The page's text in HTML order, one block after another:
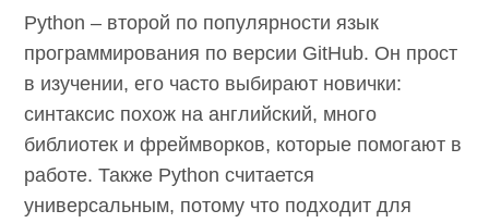
Python – второй по популярности язык
программирования по версии GitHub. Он прост
в изучении, его часто выбирают новички:
синтаксис похож на английский, много
библиотек и фреймворков, которые помогают в
работе. Также Python считается
универсальным, потому что подходит для